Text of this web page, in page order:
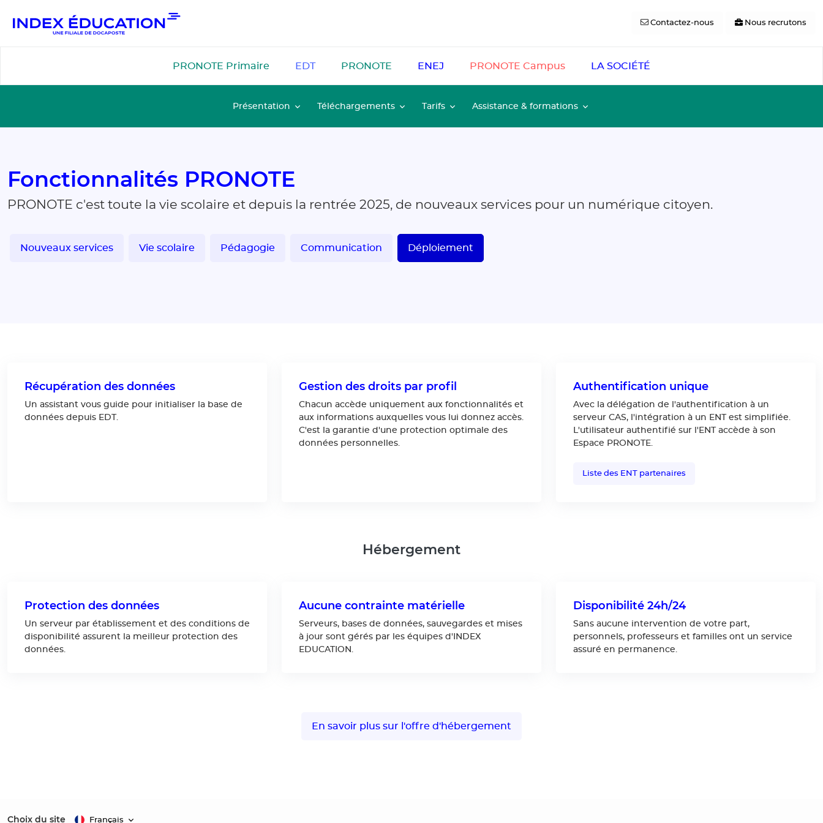
Contactez-nous Nous recrutons
PRONOTE Primaire EDT PRONOTE ENEJ PRONOTE Campus LA SOCIÉTÉ
Présentation Téléchargements Tarifs Assistance & formations
Fonctionnalités PRONOTE
PRONOTE c'est toute la vie scolaire et depuis la rentrée 2025, de nouveaux services pour un numérique citoyen.
Nouveaux services Vie scolaire Pédagogie Communication Déploiement
Récupération des données
Un assistant vous guide pour initialiser la base de
données depuis EDT.
Gestion des droits par profil
Chacun accède uniquement aux fonctionnalités et
aux informations auxquelles vous lui donnez accès.
C'est la garantie d'une protection optimale des
données personnelles.
Authentification unique
Avec la délégation de l'authentification à un
serveur CAS, l'intégration à un ENT est simplifiée.
L'utilisateur authentifié sur l'ENT accède à son
Espace PRONOTE.
Liste des ENT partenaires
Hébergement
Protection des données
Un serveur par établissement et des conditions de
disponibilité assurent la meilleur protection des
données.
Aucune contrainte matérielle
Serveurs, bases de données, sauvegardes et mises
à jour sont gérés par les équipes d'INDEX
EDUCATION.
Disponibilité 24h/24
Sans aucune intervention de votre part,
personnels, professeurs et familles ont un service
assuré en permanence.
En savoir plus sur l'offre d'hébergement
Choix du site Français